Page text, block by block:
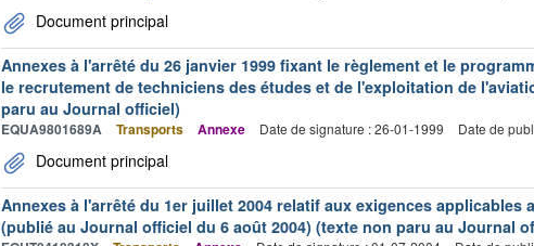
Document principal
Annexes à l'arrêté du 26 janvier 1999 fixant le règlement et le
le recrutement de techniciens des études et de l'exploitation de
paru au Journal officiel)
EQUA9801689A Transports Annexe Date de signature : 26-01-1999 Date de
Document principal
Annexes à l'arrêté du 1er juillet 2004 relatif aux exigences applicables
(publié au Journal officiel du 6 août 2004) (texte non paru au Journal